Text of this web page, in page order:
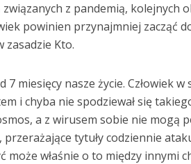
z pandemią, kolejnych
powinien przynajmniej zacząć
zasadzie Kto.
miesięcy nasze życie. Człowiek w
i chyba nie spodziewał się
a z wirusem sobie nie mogą
tytuły codziennie
właśnie o to między innymi